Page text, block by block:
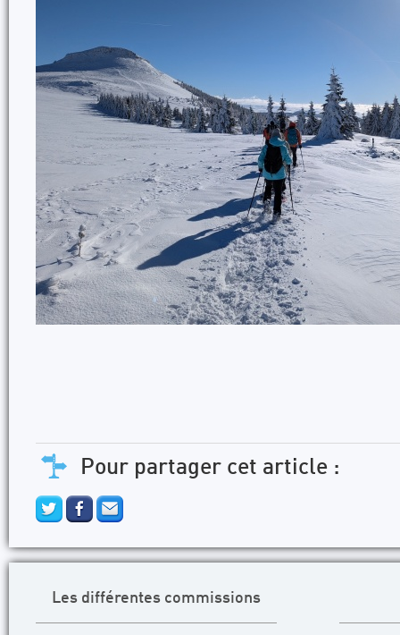
Pour partager cet article :
Les différentes commissions